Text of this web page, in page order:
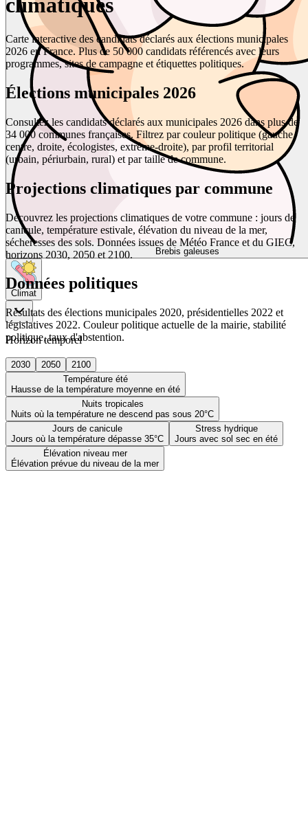
Brebis galeuses
Climat
Horizon temporel
2030 2050
2100
Température été
Hausse de la température moyenne en été
Nuits tropicales
Nuits où la température ne descend pas sous 20°C
Jours de canicule
Jours où la température dépasse 35°C
Stress hydrique
Jours avec sol sec en été
Élévation niveau mer
Élévation prévue du niveau de la mer
climatiques
Carte interactive des candidats déclarés aux élections municipales
2026 en France. Plus de 50 000 candidats référencés avec leurs
programmes, sites de campagne et étiquettes politiques.
Élections municipales 2026
Consultez les candidats déclarés aux municipales 2026 dans plus de
34 000 communes françaises. Filtrez par couleur politique (gauche,
centre, droite, écologistes, extrême-droite), par profil territorial
(urbain, périurbain, rural) et par taille de commune.
Projections climatiques par commune
Découvrez les projections climatiques de votre commune : jours de
canicule, température estivale, élévation du niveau de la mer,
sécheresses des sols. Données issues de Météo France et du GIEC,
horizons 2030, 2050 et 2100.
Données politiques
Résultats des élections municipales 2020, présidentielles 2022 et
législatives 2022. Couleur politique actuelle de la mairie, stabilité
politique, taux d'abstention.